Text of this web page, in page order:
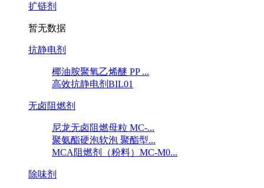
扩链剂
暂无数据
抗静电剂
椰油胺聚氧乙烯醚 PP ...
高效抗静电剂BIL01
无卤阻燃剂
尼龙无卤阻燃母粒 MC-...
聚氨酯硬泡软泡 聚酯型...
MCA阻燃剂（粉料）MC-M0...
除味剂